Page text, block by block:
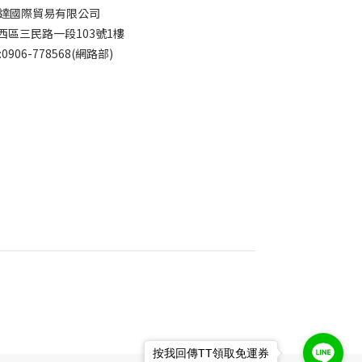
國際貿易有限公司
區三民路一段103號1樓
778568(網路部)
按我回傳TT領取免運券